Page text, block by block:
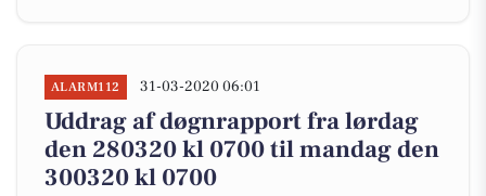
ALARM112 31-03-2020 06:01
Uddrag af døgnrapport fra lørdag
den 280320 kl 0700 til mandag den
300320 kl 0700